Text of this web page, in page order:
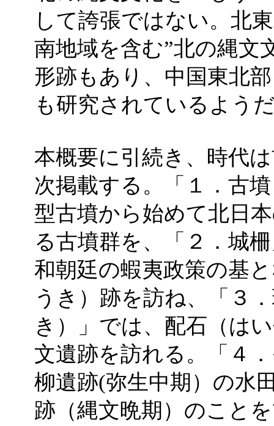
して誇張ではない。北
南地域を含む”北の縄文
形跡もあり、中国東北
も研究されているよう
本概要に引続き、時代
次掲載する。「１．古
型古墳から始めて北日
る古墳群を、「２．城
和朝廷の蝦夷政策の基
うき）跡を訪ね、「３
き）」では、配石（は
文遺跡を訪れる。「４
柳遺跡(弥生中期）の水
跡（縄文晩期）のこと